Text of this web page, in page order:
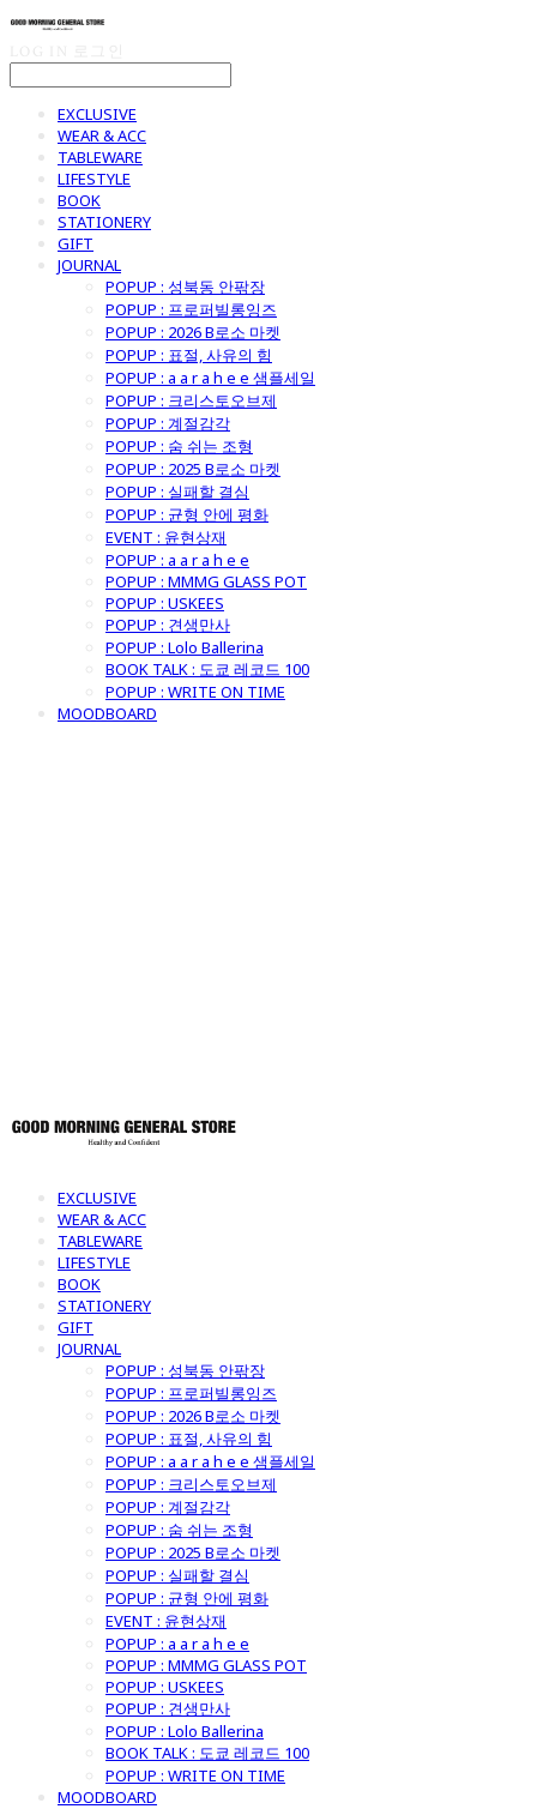
EXCLUSIVE
WEAR & ACC
TABLEWARE
LIFESTYLE
BOOK
STATIONERY
GIFT
JOURNAL
POPUP : 성북동 안팎장
POPUP : 프로퍼빌롱잉즈
POPUP : 2026 B로소 마켓
POPUP : 표절, 사유의 힘
POPUP : a a r a h e e 샘플세일
POPUP : 크리스토오브제
POPUP : 계절감각
POPUP : 숨 쉬는 조형
POPUP : 2025 B로소 마켓
POPUP : 실패할 결심
POPUP : 균형 안에 평화
EVENT : 윤현상재
POPUP : a a r a h e e
POPUP : MMMG GLASS POT
POPUP : USKEES
POPUP : 견생만사
POPUP : Lolo Ballerina
BOOK TALK : 도쿄 레코드 100
POPUP : WRITE ON TIME
MOODBOARD
EXCLUSIVE
WEAR & ACC
TABLEWARE
LIFESTYLE
BOOK
STATIONERY
GIFT
JOURNAL
POPUP : 성북동 안팎장
POPUP : 프로퍼빌롱잉즈
POPUP : 2026 B로소 마켓
POPUP : 표절, 사유의 힘
POPUP : a a r a h e e 샘플세일
POPUP : 크리스토오브제
POPUP : 계절감각
POPUP : 숨 쉬는 조형
POPUP : 2025 B로소 마켓
POPUP : 실패할 결심
POPUP : 균형 안에 평화
EVENT : 윤현상재
POPUP : a a r a h e e
POPUP : MMMG GLASS POT
POPUP : USKEES
POPUP : 견생만사
POPUP : Lolo Ballerina
BOOK TALK : 도쿄 레코드 100
POPUP : WRITE ON TIME
MOODBOARD